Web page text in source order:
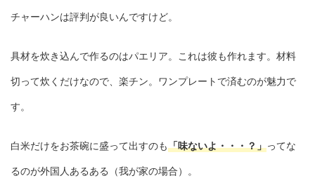
チャーハンは評判が良いんですけど。
具材を炊き込んで作るのはパエリア。これは彼も作れます。材料
切って炊くだけなので、楽チン。ワンプレートで済むのが魅力で
す。
白米だけをお茶碗に盛って出すのも「味ないよ・・・？」ってな
るのが外国人あるある（我が家の場合）。